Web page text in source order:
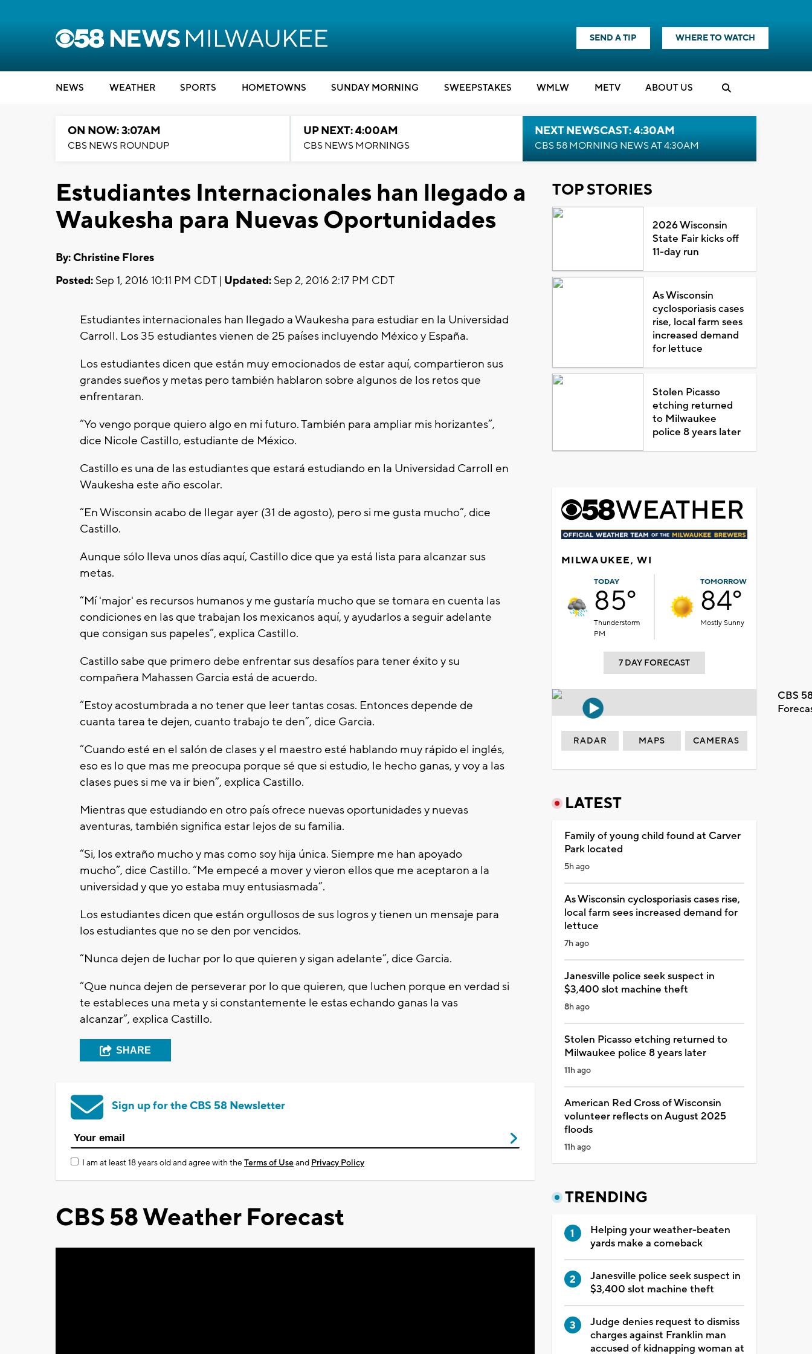
SEND A TIP WHERE TO WATCH
NEWS WEATHER SPORTS HOMETOWNS SUNDAY MORNING SWEEPSTAKES WMLW METV ABOUT US
ON NOW: 3:07AM
CBS NEWS ROUNDUP
UP NEXT: 4:00AM
CBS NEWS MORNINGS
NEXT NEWSCAST: 4:30AM
CBS 58 MORNING NEWS AT 4:30AM
Estudiantes Internacionales han llegado a
Waukesha para Nuevas Oportunidades
By: Christine Flores
Posted: Sep 1, 2016 10:11 PM CDT | Updated: Sep 2, 2016 2:17 PM CDT
Estudiantes internacionales han llegado a Waukesha para estudiar en la Universidad
Carroll. Los 35 estudiantes vienen de 25 países incluyendo México y España.
Los estudiantes dicen que están muy emocionados de estar aquí, compartieron sus
grandes sueños y metas pero también hablaron sobre algunos de los retos que
enfrentaran.
“Yo vengo porque quiero algo en mi futuro. También para ampliar mis horizantes”,
dice Nicole Castillo, estudiante de México.
Castillo es una de las estudiantes que estará estudiando en la Universidad Carroll en
Waukesha este año escolar.
“En Wisconsin acabo de llegar ayer (31 de agosto), pero si me gusta mucho”, dice
Castillo.
Aunque sólo lleva unos días aquí, Castillo dice que ya está lista para alcanzar sus
metas.
“Mí 'major' es recursos humanos y me gustaría mucho que se tomara en cuenta las
condiciones en las que trabajan los mexicanos aquí, y ayudarlos a seguir adelante
que consigan sus papeles”, explica Castillo.
Castillo sabe que primero debe enfrentar sus desafíos para tener éxito y su
compañera Mahassen Garcia está de acuerdo.
“Estoy acostumbrada a no tener que leer tantas cosas. Entonces depende de
cuanta tarea te dejen, cuanto trabajo te den”, dice Garcia.
“Cuando esté en el salón de clases y el maestro esté hablando muy rápido el inglés,
eso es lo que mas me preocupa porque sé que si estudio, le hecho ganas, y voy a las
clases pues si me va ir bien”, explica Castillo.
Mientras que estudiando en otro país ofrece nuevas oportunidades y nuevas
aventuras, también significa estar lejos de su familia.
“Si, los extraño mucho y mas como soy hija única. Siempre me han apoyado
mucho”, dice Castillo. “Me empecé a mover y vieron ellos que me aceptaron a la
universidad y que yo estaba muy entusiasmada”.
Los estudiantes dicen que están orgullosos de sus logros y tienen un mensaje para
los estudiantes que no se den por vencidos.
“Nunca dejen de luchar por lo que quieren y sigan adelante”, dice Garcia.
“Que nunca dejen de perseverar por lo que quieren, que luchen porque en verdad si
te estableces una meta y si constantemente le estas echando ganas la vas
alcanzar”, explica Castillo.
SHARE
Sign up for the CBS 58 Newsletter
I am at least 18 years old and agree with theTerms of Useand Privacy Policy
CBS 58 Weather Forecast
TOP STORIES
2026 Wisconsin
State Fair kicks off
11-day run
As Wisconsin
cyclosporiasis cases
rise, local farm sees
increased demand
for lettuce
Stolen Picasso
etching returned
to Milwaukee
police 8 years later
MILWAUKEE, WI
TODAY
85°
Thunderstorm
PM
TOMORROW
84°
Mostly Sunny
7 DAY FORECAST
CBS
RADAR MAPS CAMERAS
LATEST
Family of young child found at Carver
Park located
5h ago
As Wisconsin cyclosporiasis cases rise,
local farm sees increased demand for
lettuce
7h ago
Janesville police seek suspect in
$3,400 slot machine theft
8h ago
Stolen Picasso etching returned to
Milwaukee police 8 years later
11h ago
American Red Cross of Wisconsin
volunteer reflects on August 2025
floods
11h ago
TRENDING
Helping your weather-beaten
yards make a comeback
Janesville police seek suspect in
$3,400 slot machine theft
Judge denies request to dismiss
charges against Franklin man
accused of kidnapping woman at